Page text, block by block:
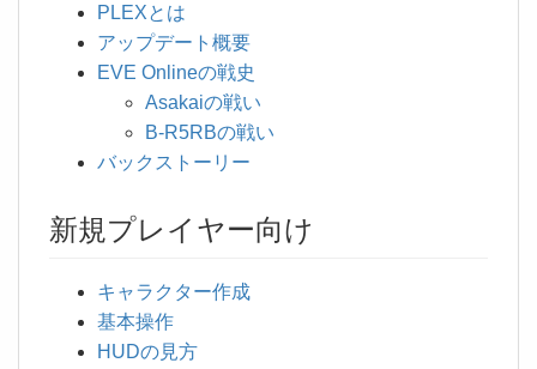
PLEXとは
アップデート概要
EVE Onlineの戦史
Asakaiの戦い
B-R5RBの戦い
バックストーリー
新規プレイヤー向け
キャラクター作成
基本操作
HUDの見方